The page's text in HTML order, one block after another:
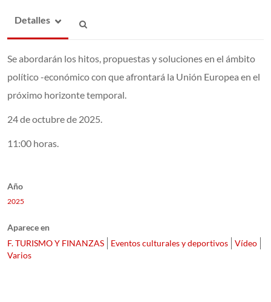
Detalles
Se abordarán los hitos, propuestas y soluciones en el ámbito
político -económico con que afrontará la Unión Europea en el
próximo horizonte temporal.
24 de octubre de 2025.
11:00 horas.
Año
2025
Aparece en
F. TURISMO Y FINANZAS
Eventos culturales y deportivos
Vídeo
Varios